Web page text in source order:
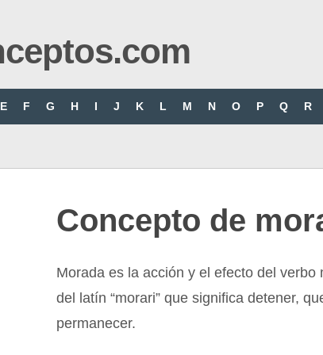
E F G H I J K L M N O P Q R
Concepto de
Morada es la acción y el efecto del verbo
del latín “morari” que significa detener,
permanecer.